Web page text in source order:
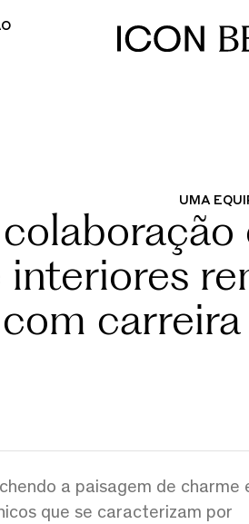
UMA
interiores
com
a paisagem de charme
que se caracterizam por